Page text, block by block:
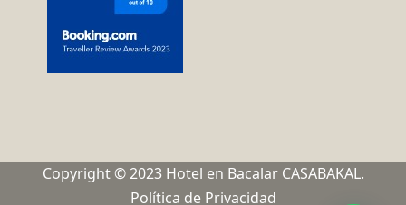
Copyright © 2023 Hotel en Bacalar CASABAKAL.
Política de Privacidad